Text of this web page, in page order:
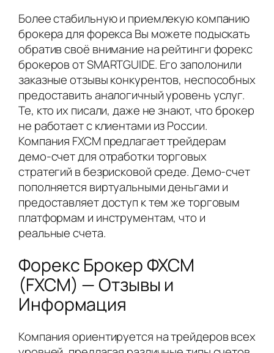
Более стабильную и приемлекую компанию
брокера для форекса Вы можете подыскать
обратив своё внимание на рейтинги форекс
брокеров от SMARTGUIDE. Его заполонили
заказные отзывы конкурентов, неспособных
предоставить аналогичный уровень услуг.
Те, кто их писали, даже не знают, что брокер
не работает с клиентами из России.
Компания FXCM предлагает трейдерам
демо-счет для отработки торговых
стратегий в безрисковой среде. Демо-счет
пополняется виртуальными деньгами и
предоставляет доступ к тем же торговым
платформам и инструментам, что и
реальные счета.
Форекс Брокер ФХСМ
(FXCM) — Отзывы и
Информация
Компания ориентируется на трейдеров всех